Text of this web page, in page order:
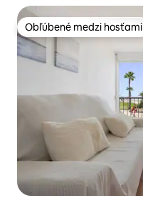
Obľúbené medzi hosťami
Obľúbené medzi hosťami